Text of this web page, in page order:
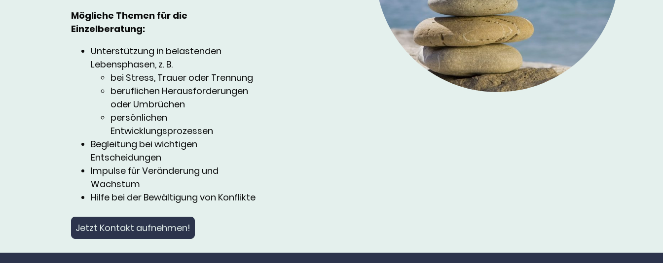
Mögliche Themen für die
Einzelberatung:
Unterstützung in belastenden
Lebensphasen, z. B.
bei Stress, Trauer oder Trennung
beruflichen Herausforderungen
oder Umbrüchen
persönlichen
Entwicklungsprozessen
Begleitung bei wichtigen
Entscheidungen
Impulse für Veränderung und
Wachstum
Hilfe bei der Bewältigung von Konflikte
Jetzt Kontakt aufnehmen!